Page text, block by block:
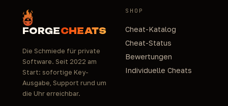
FORGECHEATS
Die Schmiede für private
Software. Seit 2022 am
Start: sofortige Key-
Ausgabe, Support rund um
die Uhr erreichbar.
SHOP
Cheat-Katalog
Cheat-Status
Bewertungen
Individuelle Cheats